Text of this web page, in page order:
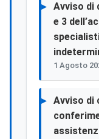
Avviso di
e 3
1 Agosto
Avviso di